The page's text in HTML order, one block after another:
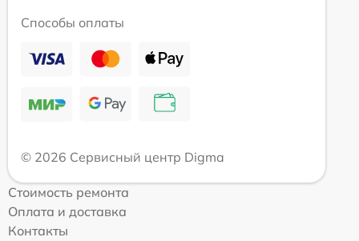
Способы оплаты
© 2026 Сервисный центр Digma
Стоимость ремонта
Оплата и доставка
Контакты